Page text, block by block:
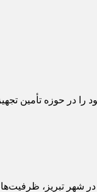
در حوزه تأمین
شهر تبریز،